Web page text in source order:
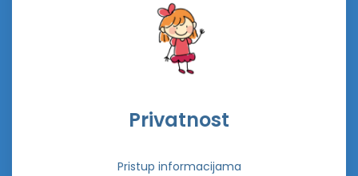
Privatnost
Pristup informacijama